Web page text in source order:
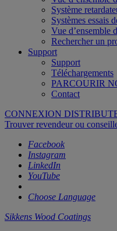
Système
Systèmes essais
Vue d’ensemble
Rechercher un
Support
Support
Téléchargements
PARCOURIR
Contact
CONNEXION
Trouver revendeur ou
Facebook
Instagram
LinkedIn
YouTube
Choose Language
Sikkens Wood Coatings